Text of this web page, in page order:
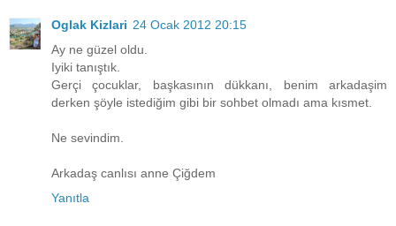
Oglak Kizlari 24 Ocak 2012 20:15
Ay ne güzel oldu.
Iyiki tanıştık.
Gerçi çocuklar, başkasının dükkanı, benim arkadaşim
derken şöyle istediğim gibi bir sohbet olmadı ama kısmet.
Ne sevindim.
Arkadaş canlısı anne Çiğdem
Yanıtla